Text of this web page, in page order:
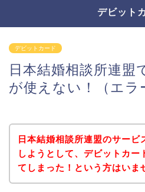
デビット
デビットカード
日本結婚相談所連盟
が使えない！（エラ
日本結婚相談所連盟のサービ
しようとして、デビットカー
てしまった！という方はいま